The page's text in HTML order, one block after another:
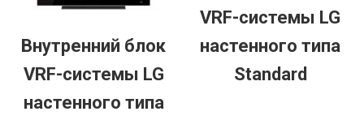
Внутренний блок
VRF-системы LG
настенного типа
VRF-системы LG
настенного типа
Standard